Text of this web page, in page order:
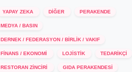
YAPAY ZEKA DİĞER PERAKENDE
MEDYA / BASIN
DERNEK / FEDERASYON / BİRLİK / VAKIF
FİNANS / EKONOMİ LOJİSTİK TEDARİKÇİ
RESTORAN ZİNCİRİ GIDA PERAKENDESİ